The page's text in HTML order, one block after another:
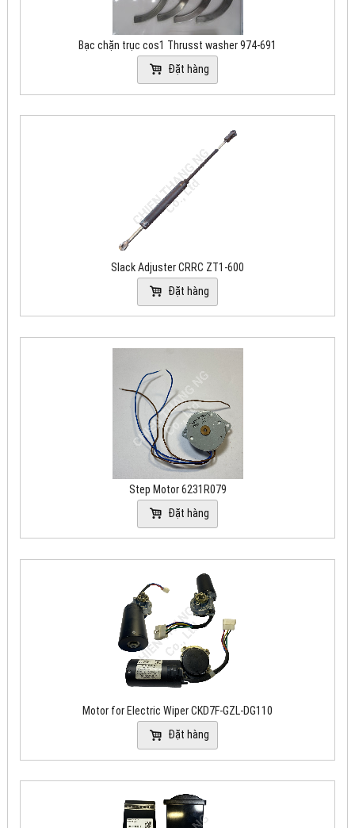
Bạc chặn trục cos1 Thrusst washer 974-691
Đặt hàng
Slack Adjuster CRRC ZT1-600
Đặt hàng
Step Motor 6231R079
Đặt hàng
Motor for Electric Wiper CKD7F-GZL-DG110
Đặt hàng